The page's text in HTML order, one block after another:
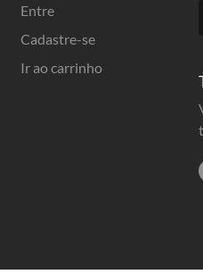
Entre
Cadastre-se
Ir ao carrinho